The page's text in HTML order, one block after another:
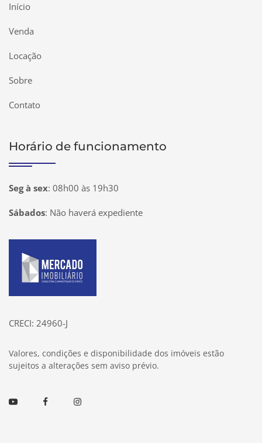
Início
Venda
Locação
Sobre
Contato
Horário de funcionamento
Seg à sex: 08h00 às 19h30
Sábados: Não haverá expediente
CRECI: 24960-J
Valores, condições e disponibilidade dos imóveis estão
sujeitos a alterações sem aviso prévio.
Youtube FacebookInstagram